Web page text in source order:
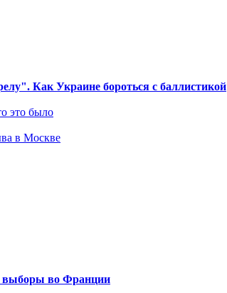
Как Украине бороться с баллистикой
это было
в Москве
выборы во Франции